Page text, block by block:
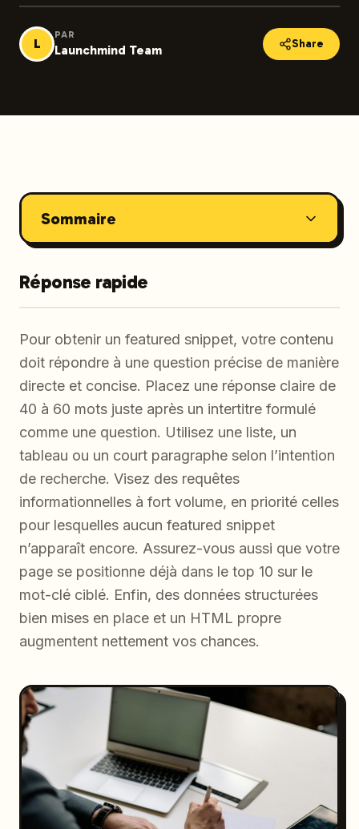
L
PAR
Launchmind Team Share
Sommaire
Réponse rapide
Pour obtenir un featured snippet, votre contenu
doit répondre à une question précise de manière
directe et concise. Placez une réponse claire de
40 à 60 mots juste après un intertitre formulé
comme une question. Utilisez une liste, un
tableau ou un court paragraphe selon l’intention
de recherche. Visez des requêtes
informationnelles à fort volume, en priorité celles
pour lesquelles aucun featured snippet
n’apparaît encore. Assurez-vous aussi que votre
page se positionne déjà dans le top 10 sur le
mot-clé ciblé. Enfin, des données structurées
bien mises en place et un HTML propre
augmentent nettement vos chances.